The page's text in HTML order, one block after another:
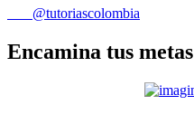
@tutoriascolombia
Encamina tus metas